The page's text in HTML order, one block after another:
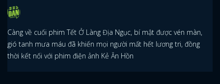
Càng về cuối phim Tết Ở Làng Địa Ngục, bí mật được vén màn,
gió tanh mưa máu đã khiến mọi người mất hết lương tri, đồng
thời kết nối với phim điện ảnh Kẻ Ăn Hồn